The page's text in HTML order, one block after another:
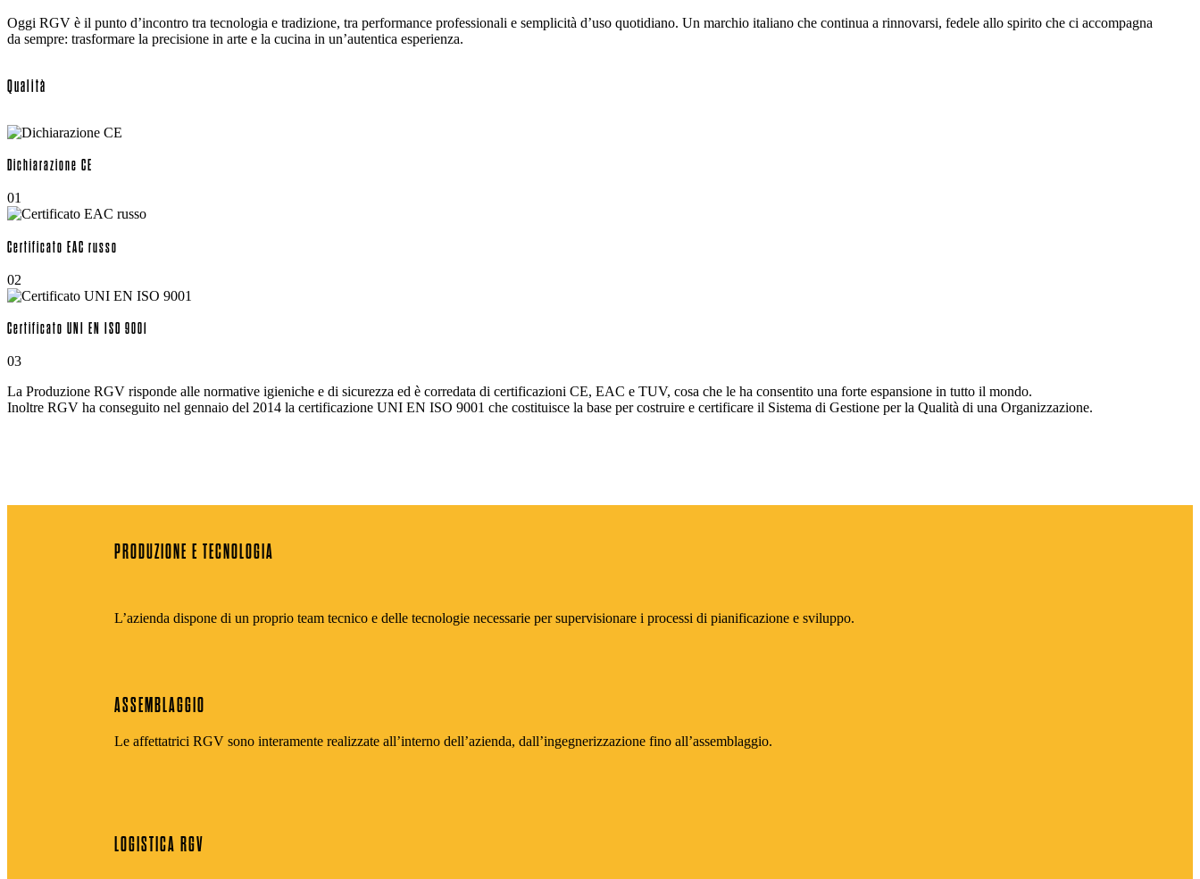
Oggi RGV è il punto d’incontro tra tecnologia e tradizione, tra performance professionali e semplicità d’uso quotidiano. Un marchio italiano che continua a rinnovarsi, fedele allo spirito che ci accompagna
da sempre: trasformare la precisione in arte e la cucina in un’autentica esperienza.
Qualità
Dichiarazione CE
01
Certificato EAC russo
02
Certificato UNI EN ISO 9001
03
La Produzione RGV risponde alle normative igieniche e di sicurezza ed è corredata di certificazioni CE, EAC e TUV, cosa che le ha consentito una forte espansione in tutto il mondo.
Inoltre RGV ha conseguito nel gennaio del 2014 la certificazione UNI EN ISO 9001 che costituisce la base per costruire e certificare il Sistema di Gestione per la Qualità di una Organizzazione.
PRODUZIONE E TECNOLOGIA
L’azienda dispone di un proprio team tecnico e delle tecnologie necessarie per supervisionare i processi di pianificazione e sviluppo.
ASSEMBLAGGIO
Le affettatrici RGV sono interamente realizzate all’interno dell’azienda, dall’ingegnerizzazione fino all’assemblaggio.
LOGISTICA RGV